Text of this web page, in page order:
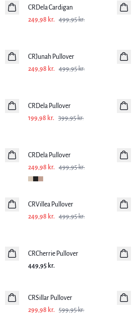
CRDela Cardigan
249,98 kr. 499,95 kr.
CRJunah Pullover
249,98 kr. 499,95 kr.
CRDela Pullover
199,98 kr. 399,95 kr.
CRDela Pullover
249,98 kr. 499,95 kr.
-50%
CRVillea Pullover
249,98 kr. 499,95 kr.
CRCherrie Pullover
449,95 kr.
CRSillar Pullover
299,98 kr. 599,95 kr.